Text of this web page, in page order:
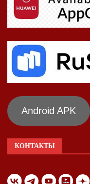
Android APK
КОНТАКТЫ